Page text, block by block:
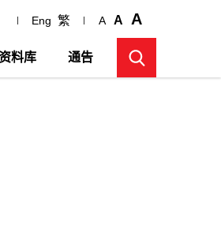
Eng 繁 A A A
料库 通告